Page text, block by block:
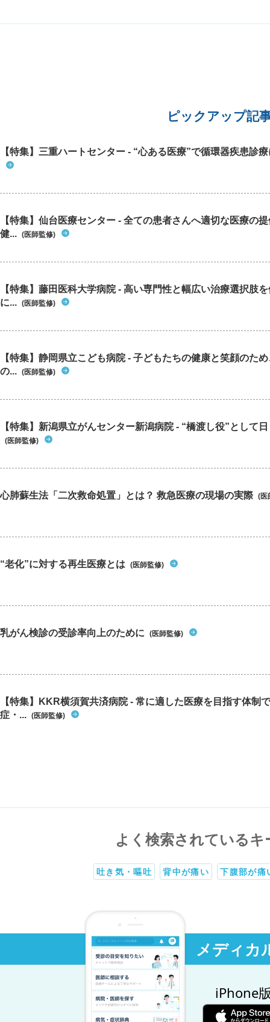
ピックアップ記
【特集】三重ハートセンター - “心ある医療”で循環器疾患診
【特集】仙台医療センター - 全ての患者さんへ適切な医療の
健... (医師監修)
【特集】藤田医科大学病院 - 高い専門性と幅広い治療選択肢
に... (医師監修)
【特集】静岡県立こども病院 - 子どもたちの健康と笑顔のた
の... (医師監修)
【特集】新潟県立がんセンター新潟病院 - “橋渡し役”として
(医師監修)
心肺蘇生法「二次救命処置」とは？ 救急医療の現場の実際 (医
“老化”に対する再生医療とは (医師監修)
乳がん検診の受診率向上のために (医師監修)
【特集】KKR横須賀共済病院 - 常に適した医療を目指す体制
症・... (医師監修)
よく検索されているキ
吐き気・嘔吐 背中が痛い 下腹部が痛
メディカ
iPhone